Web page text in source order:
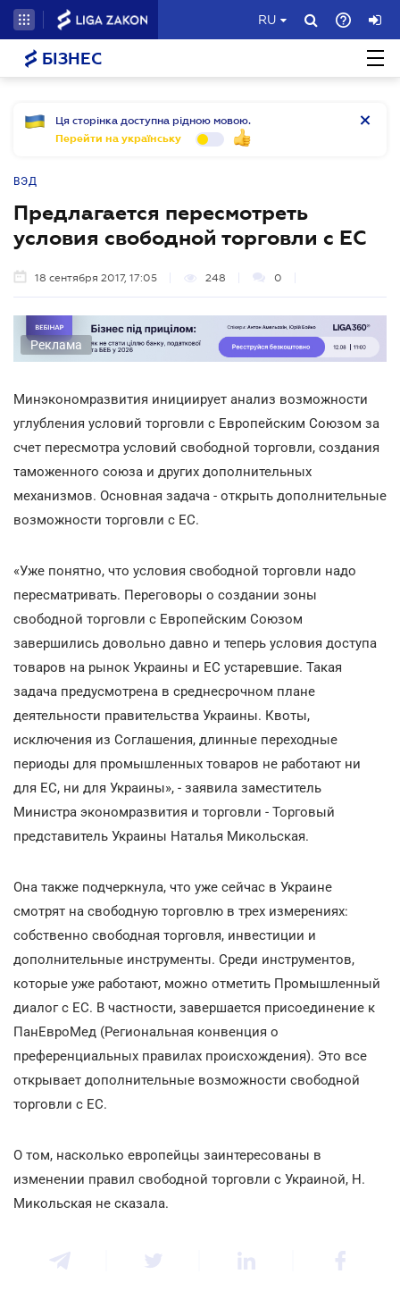
RU
БІЗНЕС
Ця сторінка доступна рідною мовою.
Перейти на українську
ВЭД
Предлагается пересмотреть
условия свободной торговли с ЕС
18 сентября 2017, 17:05 248 0
Реклама
Минэкономразвития инициирует анализ возможности
углубления условий торговли с Европейским Союзом за
счет пересмотра условий свободной торговли, создания
таможенного союза и других дополнительных
механизмов. Основная задача - открыть дополнительные
возможности торговли с ЕС.
«Уже понятно, что условия свободной торговли надо
пересматривать. Переговоры о создании зоны
свободной торговли с Европейским Союзом
завершились довольно давно и теперь условия доступа
товаров на рынок Украины и ЕС устаревшие. Такая
задача предусмотрена в среднесрочном плане
деятельности правительства Украины. Квоты,
исключения из Соглашения, длинные переходные
периоды для промышленных товаров не работают ни
для ЕС, ни для Украины», - заявила заместитель
Министра экономразвития и торговли - Торговый
представитель Украины Наталья Микольская.
Она также подчеркнула, что уже сейчас в Украине
смотрят на свободную торговлю в трех измерениях:
собственно свободная торговля, инвестиции и
дополнительные инструменты. Среди инструментов,
которые уже работают, можно отметить Промышленный
диалог с ЕС. В частности, завершается присоединение к
ПанЕвроМед (Региональная конвенция о
преференциальных правилах происхождения). Это все
открывает дополнительные возможности свободной
торговли с ЕС.
О том, насколько европейцы заинтересованы в
изменении правил свободной торговли с Украиной, Н.
Микольская не сказала.